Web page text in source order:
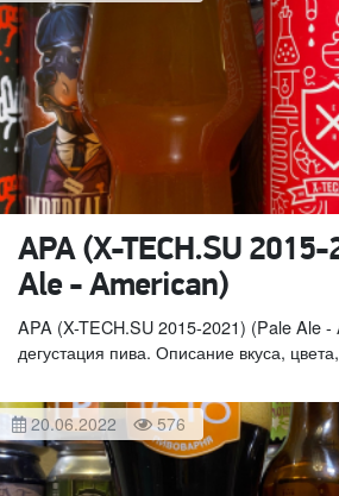
APA (X-TECH.SU
Ale - American)
APA (X-TECH.SU 2015-2021) (Pale Ale
дегустация пива. Описание вкуса,
20.06.2022 576